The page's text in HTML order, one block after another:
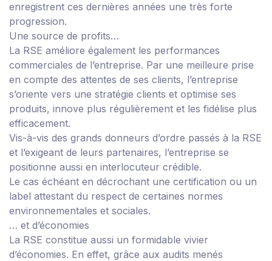
enregistrent ces dernières années une très forte
progression.
Une source de profits…
La RSE améliore également les performances
commerciales de l’entreprise. Par une meilleure prise
en compte des attentes de ses clients, l’entreprise
s’oriente vers une stratégie clients et optimise ses
produits, innove plus régulièrement et les fidélise plus
efficacement.
Vis-à-vis des grands donneurs d’ordre passés à la RSE
et l’exigeant de leurs partenaires, l’entreprise se
positionne aussi en interlocuteur crédible.
Le cas échéant en décrochant une certification ou un
label attestant du respect de certaines normes
environnementales et sociales.
… et d’économies
La RSE constitue aussi un formidable vivier
d’économies. En effet, grâce aux audits menés